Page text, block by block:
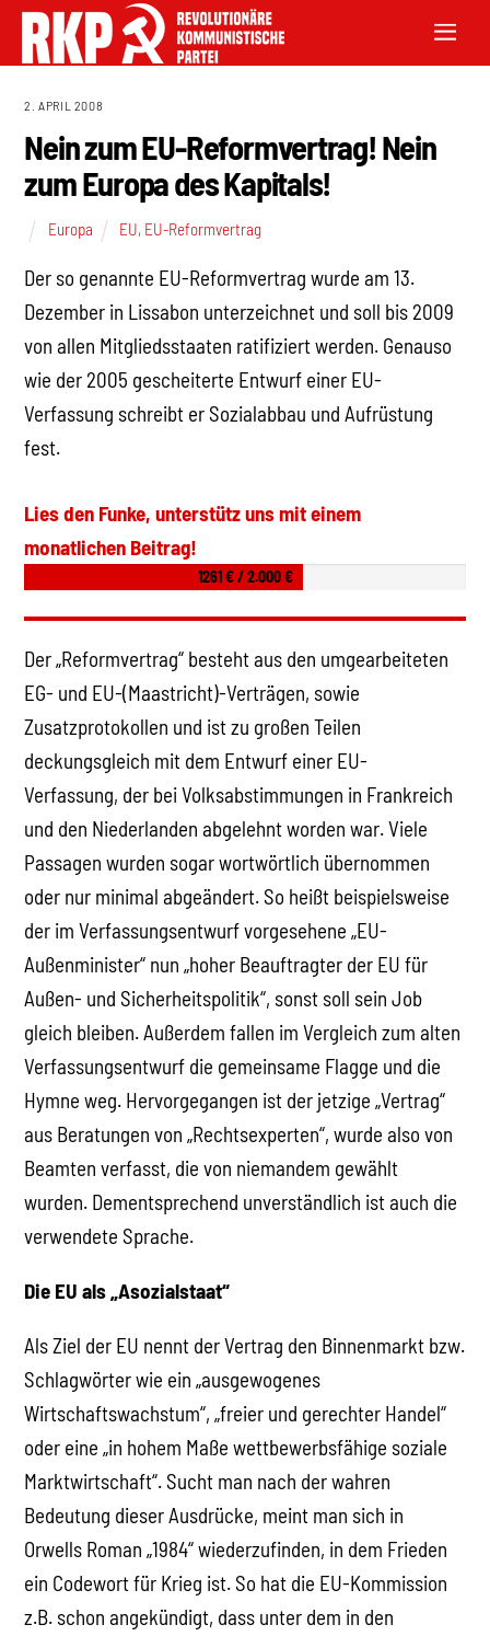
2. APRIL 2008
Nein zum EU-Reformvertrag! Nein
zum Europa des Kapitals!
Europa EU, EU-Reformvertrag
Der so genannte EU-Reformvertrag wurde am 13.
Dezember in Lissabon unterzeichnet und soll bis 2009
von allen Mitgliedsstaaten ratifiziert werden. Genauso
wie der 2005 gescheiterte Entwurf einer EU-
Verfassung schreibt er Sozialabbau und Aufrüstung
fest.
Lies den Funke, unterstütz uns mit einem
monatlichen Beitrag!
1261 € / 2.000 €
Der „Reformvertrag“ besteht aus den umgearbeiteten
EG- und EU-(Maastricht)-Verträgen, sowie
Zusatzprotokollen und ist zu großen Teilen
deckungsgleich mit dem Entwurf einer EU-
Verfassung, der bei Volksabstimmungen in Frankreich
und den Niederlanden abgelehnt worden war. Viele
Passagen wurden sogar wortwörtlich übernommen
oder nur minimal abgeändert. So heißt beispielsweise
der im Verfassungsentwurf vorgesehene „EU-
Außenminister“ nun „hoher Beauftragter der EU für
Außen- und Sicherheitspolitik“, sonst soll sein Job
gleich bleiben. Außerdem fallen im Vergleich zum alten
Verfassungsentwurf die gemeinsame Flagge und die
Hymne weg. Hervorgegangen ist der jetzige „Vertrag“
aus Beratungen von „Rechtsexperten“, wurde also von
Beamten verfasst, die von niemandem gewählt
wurden. Dementsprechend unverständlich ist auch die
verwendete Sprache.
Die EU als „Asozialstaat“
Als Ziel der EU nennt der Vertrag den Binnenmarkt bzw.
Schlagwörter wie ein „ausgewogenes
Wirtschaftswachstum“, „freier und gerechter Handel“
oder eine „in hohem Maße wettbewerbsfähige soziale
Marktwirtschaft“. Sucht man nach der wahren
Bedeutung dieser Ausdrücke, meint man sich in
Orwells Roman „1984“ wiederzufinden, in dem Frieden
ein Codewort für Krieg ist. So hat die EU-Kommission
z.B. schon angekündigt, dass unter dem in den